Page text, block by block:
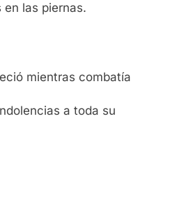
las piernas.
mientras combatía
a toda su